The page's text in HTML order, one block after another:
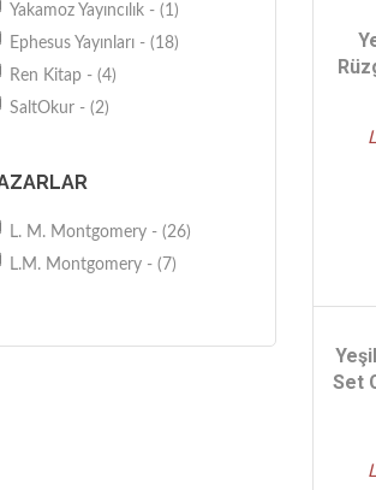
Yakamoz Yayıncılık - (1)
Ephesus Yayınları - (18)
Ren Kitap - (4)
SaltOkur - (2)
L. M. Montgomery - (26)
L.M. Montgomery - (7)
Set